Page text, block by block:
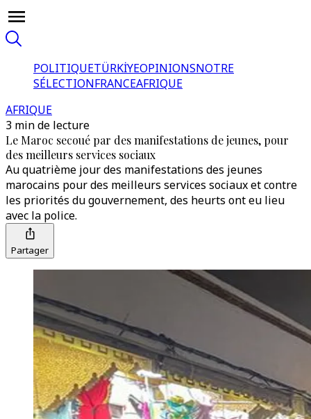
POLITIQUETÜRKİYEOPINIONSNOTRE
SÉLECTIONFRANCEAFRIQUE
AFRIQUE
3 min de lecture
Le Maroc secoué par des manifestations de jeunes, pour
des meilleurs services sociaux
Au quatrième jour des manifestations des jeunes
marocains pour des meilleurs services sociaux et contre
les priorités du gouvernement, des heurts ont eu lieu
avec la police.
Partager